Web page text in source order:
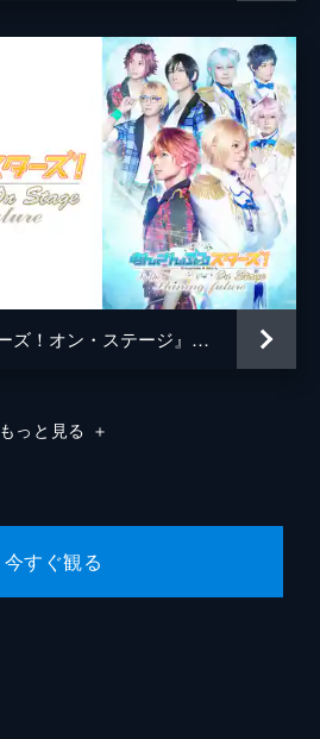
『あんさんぶるスターズ！オン・ステージ』～To the shining future～
もっと見る ＋
今すぐ観る